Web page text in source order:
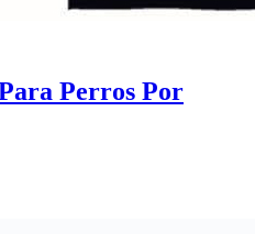
Perros Por